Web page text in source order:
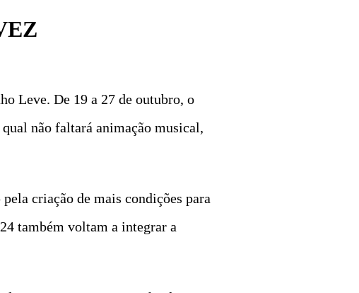
Leve. De 19 a 27 de outubro, o
não faltará animação musical,
criação de mais condições para
também voltam a integrar a